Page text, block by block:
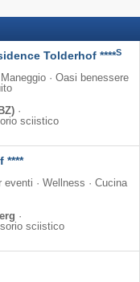
Tolderhof ****S
· Oasi benessere
·
sciistico
****
eventi · Wellness · Cucina
·
sciistico